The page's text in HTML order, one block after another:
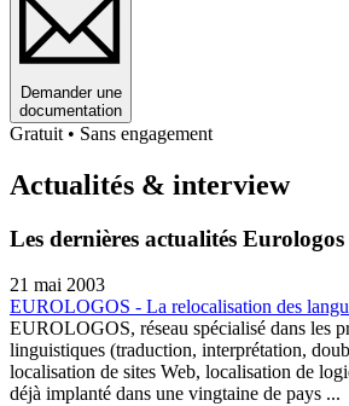
Demander une
documentation
Gratuit • Sans engagement
Actualités & interview
Les dernières actualités Eurologos
21 mai 2003
EUROLOGOS - La relocalisation des
EUROLOGOS, réseau spécialisé dans les
linguistiques (traduction, interprétation,
localisation de sites Web, localisation de
déjà implanté dans une vingtaine de pays ...